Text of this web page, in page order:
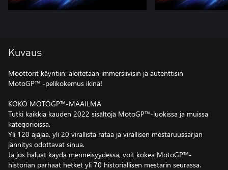
Kuvaus
Moottorit käyntiin: aloitetaan immersiivisin ja autenttisin
MotoGP™ -pelikokemus ikinä!
KOKO MOTOGP™-MAAILMA
Tutki kaikkia kauden 2022 sisältöjä MotoGP™-luokissa ja muissa
kategorioissa.
Yli 120 ajajaa, yli 20 virallista rataa ja virallisen mestaruussarjan
jännitys odottavat sinua.
Ja jos haluat käydä menneisyydessä, voit kokea MotoGP™-
historian parhaat hetket yli 70 historiallisen mestarin seurassa.